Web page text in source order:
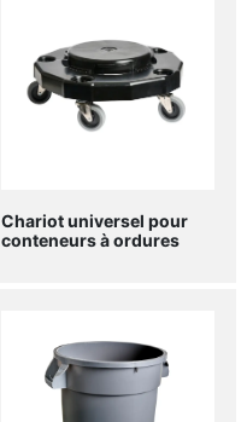
Chariot universel pour
conteneurs à ordures